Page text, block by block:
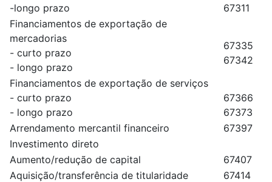
-longo prazo
67311
Financiamentos de exportação de
mercadorias
- curto prazo
- longo prazo
67335
67342
Financiamentos de exportação de serviços
- curto prazo
- longo prazo
67366
67373
Arrendamento mercantil financeiro
67397
Investimento direto
Aumento/redução de capital
67407
Aquisição/transferência de titularidade
67414